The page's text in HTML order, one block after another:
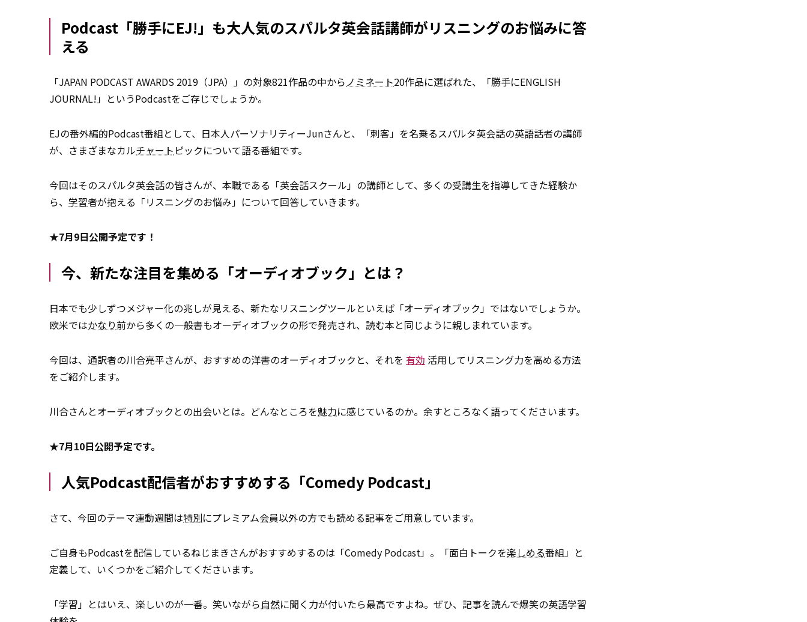
Podcast「勝手にEJ!」も大人気のスパルタ英会話講師がリスニングのお悩みに答
える
「JAPAN PODCAST AWARDS 2019（JPA）」の対象821作品の中からノミネート20作品に選ばれた、「勝手にENGLISH
JOURNAL!」というPodcastをご存じでしょうか。
EJの番外編的Podcast番組として、日本人パーソナリティーJunさんと、「刺客」を名乗るスパルタ英会話の英語話者の講師
が、さまざまなカルチャート ピックについて語る番組です。
今回はそのスパルタ英会話の皆さんが、本職である「英会話スクール」の講師として、多くの受講生を指導してきた経験か
ら、 学習者が抱える「リスニングのお悩み」について回答していきます。
★7月9日公開予定です！
今、新たな注目を集める「オーディオブック」とは？
日本でも少しずつメジャー化の兆しが見える、新たなリスニングツールといえば「オーディオブック」ではないでしょうか。
欧米ではかなり前から多くの一般書もオーディオブックの形で発売され、読む本と同じように親しまれています。
今回は、通訳者の川合亮平さんが、おすすめの洋書のオーディオブックと、それを 有効 活用してリスニング力を高める方法
をご紹介します。
川合さんとオーディオブックとの出会いとは。どんなところを魅力に感じているのか。余すところなく語ってくださいます。
★7月10日公開予定です。
人気Podcast配信者がおすすめする「Comedy Podcast」
さて、今回のテーマ連動週間は特別にプレミアム会員以外の方でも読める記事をご用意しています。
ご自身もPodcastを配信しているねじまきさんがおすすめするのは「Comedy Podcast」。「面白トークを楽しめる番組」と
定義して、いくつかをご紹介してくださいます。
「学習」とはいえ、楽しいのが一番。笑いながら自然に聞く力が付いたら最高ですよね。ぜひ、記事を読んで爆笑の英語学習